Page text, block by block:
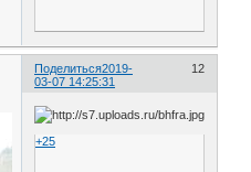
Поделиться 12
2019-
03-07 14:25:31
+25